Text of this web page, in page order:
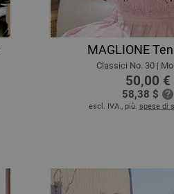
MAGLIONE
Classici No. 30 |
50,00 €
58,38 $
escl. IVA., più. spese di